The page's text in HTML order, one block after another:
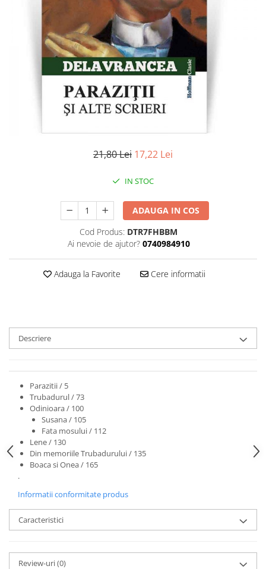
Literatura
Contemporana
Moderna
Calatorii
Sociologie si filozofie
21,80 Lei 17,22 Lei
IN STOC
ADAUGA IN COS
Cod Produs: DTR7FHBBM
Ai nevoie de ajutor? 0740984910
Adauga la Favorite Cere informatii
Descriere
Parazitii / 5
Trubadurul / 73
Odinioara / 100
Susana / 105
Fata mosului / 112
Lene / 130
Din memoriile Trubadurului / 135
Boaca si Onea / 165
.
Informatii conformitate produs
Caracteristici
Review-uri(0)